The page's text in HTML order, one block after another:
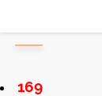
169